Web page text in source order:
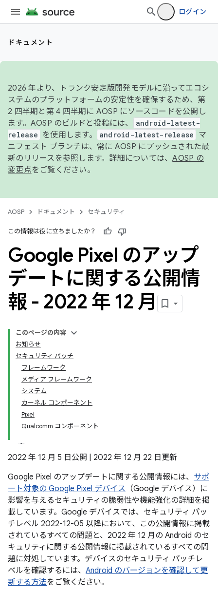
ログイン
ドキュメント
2026 年より、トランク安定版開発モデルに沿ってエコシ
ステムのプラットフォームの安定性を確保するため、第
2 四半期と第 4 四半期に AOSP にソースコードを公開し
ます。AOSP のビルドと投稿には、
android-latest-
release
を使用します。 android-latest-release
マ
ニフェスト ブランチは、常に AOSP にプッシュされた最
新のリリースを参照します。詳細については、AOSP の
変更点をご覧ください。
AOSP ドキュメント セキュリティ
この情報は役に立ちましたか？
Google Pixel のアップ
デートに関する公開情
報 - 2022 年 12 月
このページの内容
お知らせ
セキュリティ パッチ
フレームワーク
メディア フレームワーク
システム
カーネル コンポーネント
Pixel
Qualcomm コンポーネント
2022 年 12 月 5 日公開 | 2022 年 12 月 22 日更新
Google Pixel のアップデートに関する公開情報には、 サポ
ート対象の Google Pixel デバイス （Google デバイス）に
影響を与えるセキュリティの脆弱性や機能強化の詳細を掲
載しています。Google デバイスでは、セキュリティ パッ
チレベル 2022-12-05 以降において、この公開情報に掲載
されているすべての問題と、2022 年 12 月の Android のセ
キュリティに関する公開情報に掲載されているすべての問
題に対処しています。デバイスのセキュリティ パッチレ
ベルを確認するには、 Android のバージョンを確認して更
新する方法をご覧ください。